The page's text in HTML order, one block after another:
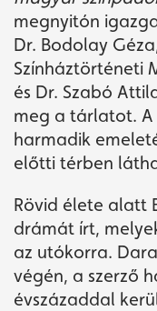
megnyitón
Dr. Bodolay
Színháztörténeti
és Dr. Szabó
meg a tárlatot. A
harmadik
előtti térben
Rövid élete alatt
drámát írt,
az utókorra.
végén, a szerző
évszázaddal